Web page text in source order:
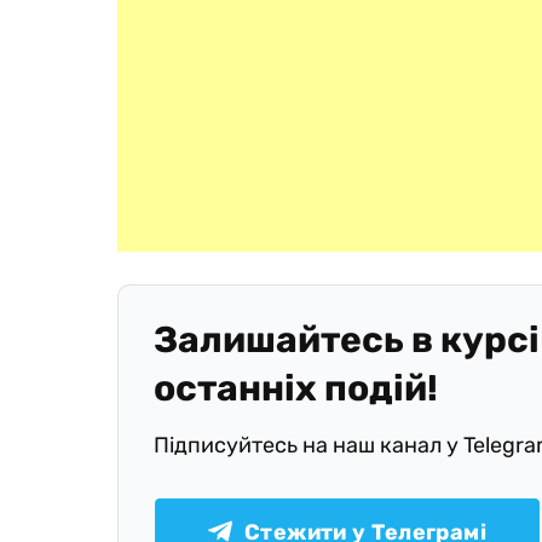
Залишайтесь в курсі
останніх подій!
Підписуйтесь на наш канал у
Стежити у Телеграмі